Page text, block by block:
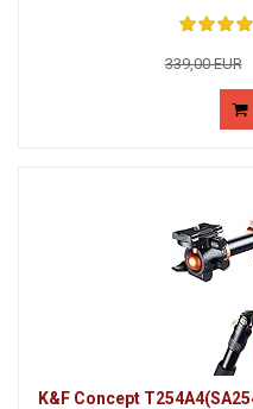
339,00 EUR
K&F Concept